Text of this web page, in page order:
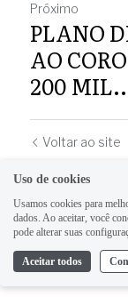
Próximo
PLANO
AO
200
Voltar ao site
Uso de cookies
Usamos cookies para
dados. Ao aceitar, você
pode alterar suas
Aceitar todos